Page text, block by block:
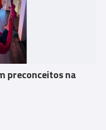
preconceitos na